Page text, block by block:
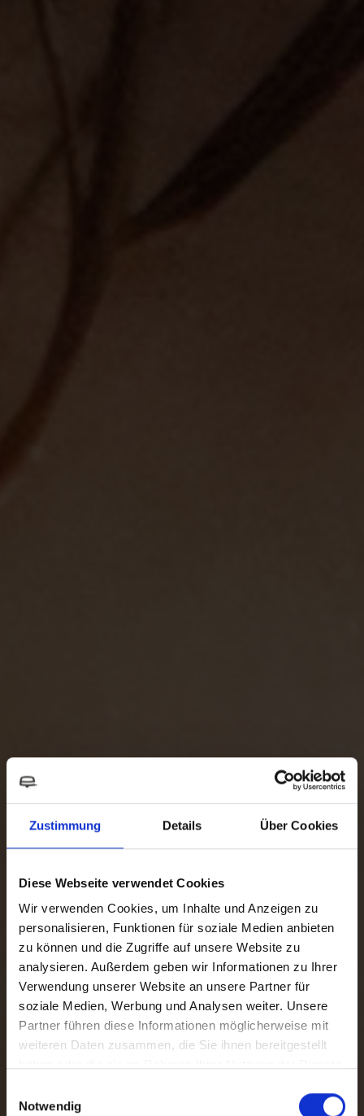
Zustimmung Details Über Cookies
Diese Webseite verwendet Cookies
Wir verwenden Cookies, um Inhalte und Anzeigen zu
personalisieren, Funktionen für soziale Medien anbieten
zu können und die Zugriffe auf unsere Website zu
analysieren. Außerdem geben wir Informationen zu Ihrer
Verwendung unserer Website an unsere Partner für
soziale Medien, Werbung und Analysen weiter. Unsere
Partner führen diese Informationen möglicherweise mit
weiteren Daten zusammen, die Sie ihnen bereitgestellt
Notwendig
Wasser-